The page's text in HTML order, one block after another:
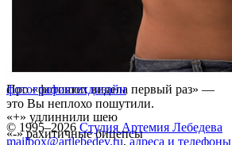
Про «фотошоп видела первый раз» —
это Вы неплохо пошутили.
«+» удлиннили шею
«-» рахитичные бицепсы
фотографиятехдизайн
© 1995–2026 Студия Артемия Лебедева
mailbox@artlebedev.ru, адреса и телефоны